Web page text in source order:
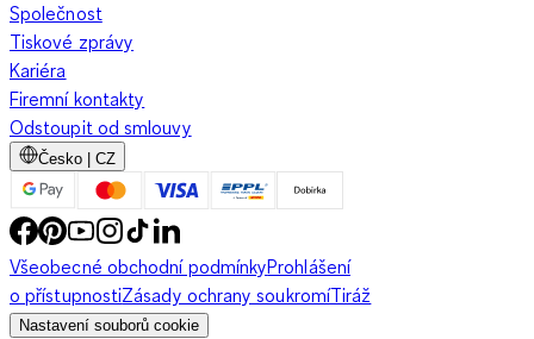
Společnost
Tiskové zprávy
Kariéra
Firemní kontakty
Odstoupit od smlouvy
Česko | CZ
Všeobecné obchodní podmínkyProhlášení
o přístupnostiZásady ochrany soukromíTiráž
Nastavení souborů cookie